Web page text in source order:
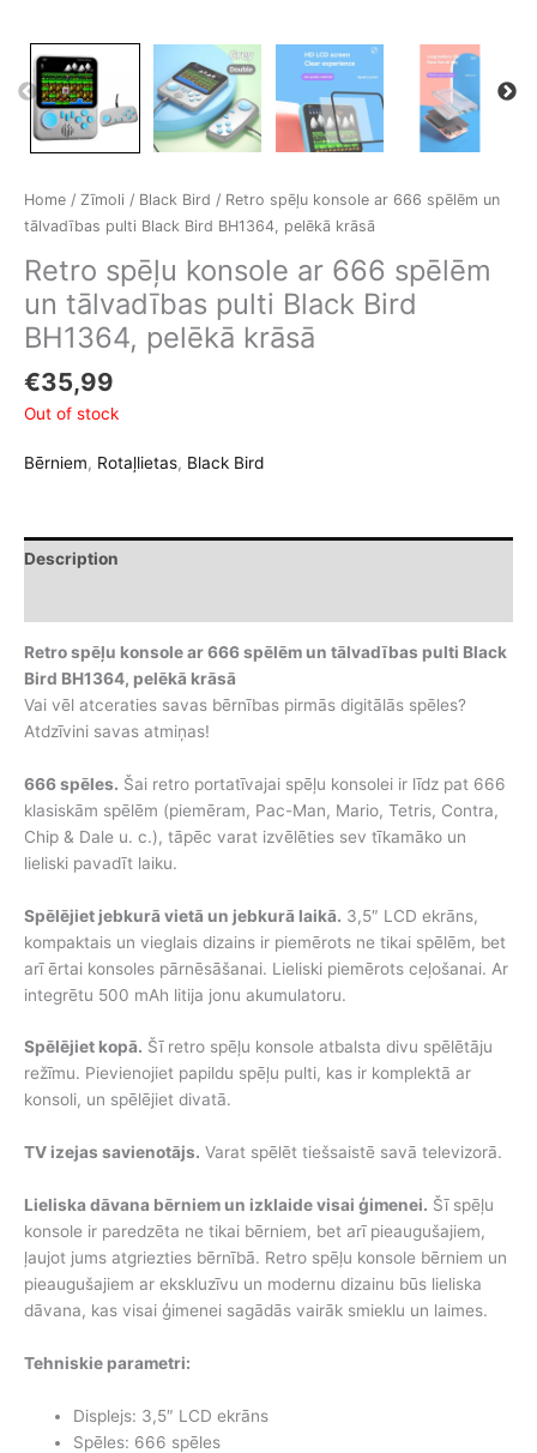
Home / Zīmoli / Black Bird / Retro spēļu konsole ar 666 spēlēm un
tālvadības pulti Black Bird BH1364, pelēkā krāsā
Retro spēļu konsole ar 666 spēlēm
un tālvadības pulti Black Bird
BH1364, pelēkā krāsā
€35,99
Out of stock
Bērniem, Rotaļlietas, Black Bird
Description
Retro spēļu konsole ar 666 spēlēm un tālvadības pulti Black
Bird BH1364, pelēkā krāsā
Vai vēl atceraties savas bērnības pirmās digitālās spēles?
Atdzīvini savas atmiņas!
666 spēles. Šai retro portatīvajai spēļu konsolei ir līdz pat 666
klasiskām spēlēm (piemēram, Pac-Man, Mario, Tetris, Contra,
Chip & Dale u. c.), tāpēc varat izvēlēties sev tīkamāko un
lieliski pavadīt laiku.
Spēlējiet jebkurā vietā un jebkurā laikā. 3,5″ LCD ekrāns,
kompaktais un vieglais dizains ir piemērots ne tikai spēlēm, bet
arī ērtai konsoles pārnēsāšanai. Lieliski piemērots ceļošanai. Ar
integrētu 500 mAh litija jonu akumulatoru.
Spēlējiet kopā. Šī retro spēļu konsole atbalsta divu spēlētāju
režīmu. Pievienojiet papildu spēļu pulti, kas ir komplektā ar
konsoli, un spēlējiet divatā.
TV izejas savienotājs. Varat spēlēt tiešsaistē savā televizorā.
Lieliska dāvana bērniem un izklaide visai ģimenei. Šī spēļu
konsole ir paredzēta ne tikai bērniem, bet arī pieaugušajiem,
ļaujot jums atgriezties bērnībā. Retro spēļu konsole bērniem un
pieaugušajiem ar ekskluzīvu un modernu dizainu būs lieliska
dāvana, kas visai ģimenei sagādās vairāk smieklu un laimes.
Tehniskie parametri:
Displejs: 3,5″ LCD ekrāns
Spēles: 666 spēles